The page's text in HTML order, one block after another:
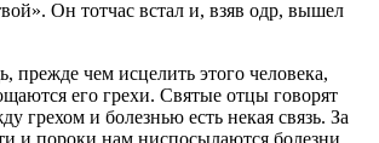
Он тотчас встал и, взяв одр, вышел
прежде чем исцелить этого человека,
его грехи. Святые отцы говорят
грехом и болезнью есть некая связь. За
и пороки нам ниспосылаются болезни